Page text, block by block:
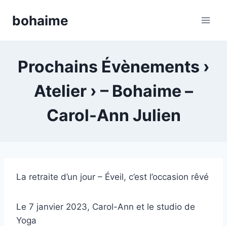
bohaime
Prochains Évènements ›
Atelier › – Bohaime –
Carol-Ann Julien
La retraite d’un jour – Éveil, c’est l’occasion rêvé
Le 7 janvier 2023, Carol-Ann et le studio de
Yoga